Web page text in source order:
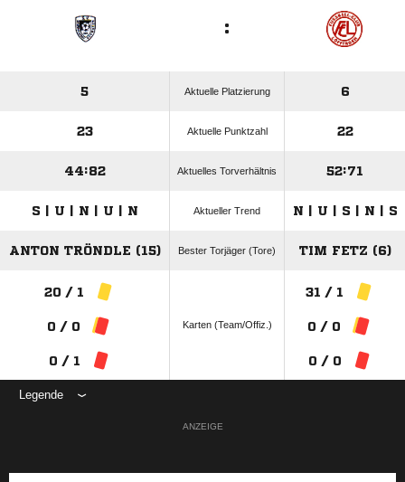
:
5 Aktuelle Platzierung 6
23 Aktuelle Punktzahl 22
44:82 Aktuelles Torverhältnis 52:71
S | U | N | U | N Aktueller Trend N | U | S | N | S
ANTON TRÖNDLE (15) Bester Torjäger (Tore) TIM FETZ (6)
20 / 1
0 / 0
0 / 1
Karten (Team/Offiz.)
31 / 1
0 / 0
0 / 0
Legende
ANZEIGE